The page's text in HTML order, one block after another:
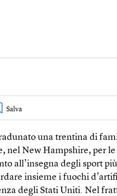
una trentina di
nel New Hampshire, per
all’insegna degli sport
insieme i fuochi
degli Stati Uniti. Nel